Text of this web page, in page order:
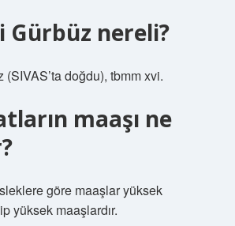
Gürbüz nereli?
(SIVAS’ta doğdu), tbmm xvi.
maaşı ne
göre maaşlar yüksek
yüksek maaşlardır.